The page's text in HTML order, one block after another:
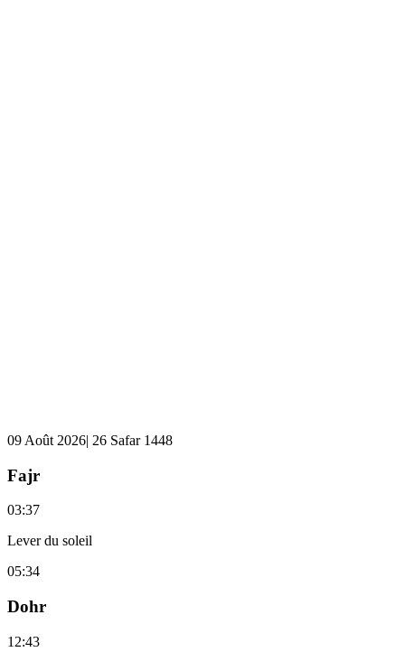
09 Août 2026| 26 Safar 1448
Fajr
03:37
Lever du soleil
05:34
Dohr
12:43